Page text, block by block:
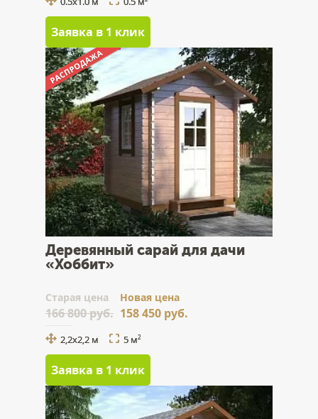
Заявка в 1 клик
Деревянный сарай для дачи
«Хоббит»
Cтарая цена
166 800 руб.
Новая цена
158 450 руб.
2,2х2,2 м 5 м2
Заявка в 1 клик